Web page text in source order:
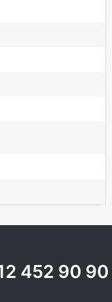
452 90 90